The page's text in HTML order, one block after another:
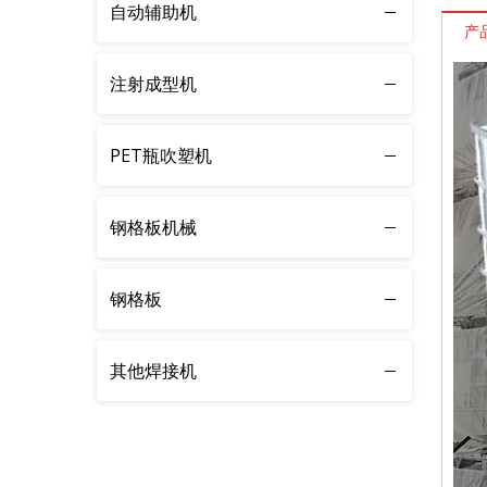
自动辅助机
注射成型机
PET瓶吹塑机
钢格板机械
钢格板
其他焊接机
产